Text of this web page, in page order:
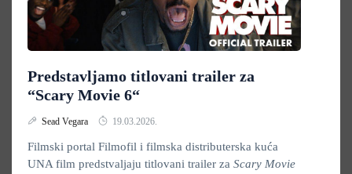
Predstavljamo titlovani trailer za
“Scary Movie 6“
Sead Vegara 19.03.2026.
Filmski portal Filmofil i filmska distributerska kuća
UNA film predstvaljaju titlovani trailer za Scary Movie